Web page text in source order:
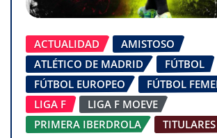
ACTUALIDAD
AMISTOSO
ATLÉTICO DE MADRID
FÚTBOL
FÚTBOL EUROPEO
FÚTBOL
LIGA F
LIGA F MOEVE
PRIMERA IBERDROLA